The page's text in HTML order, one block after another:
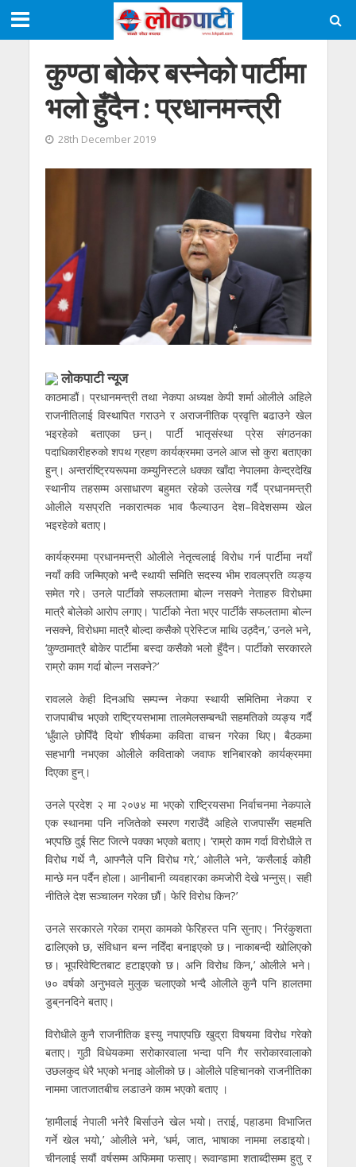
कुण्ठा बोकेर बस्नेको पार्टीमा
भलो हुँदैन : प्रधानमन्त्री
28th December 2019
लाेकपाटी न्यूज
काठमाडौं। प्रधानमन्त्री तथा नेकपा अध्यक्ष केपी शर्मा ओलीले अहिले
राजनीतिलाई विस्थापित गराउने र अराजनीतिक प्रवृत्ति बढाउने खेल
भइरहेको बताएका छन्। पार्टी भातृसंस्था प्रेस संगठनका
पदाधिकारीहरुको शपथ ग्रहण कार्यक्रममा उनले आज सो कुरा बताएका
हुन्। अन्तर्राष्ट्रियरूपमा कम्युनिस्टले धक्का खाँदा नेपालमा केन्द्रदेखि
स्थानीय तहसम्म असाधारण बहुमत रहेको उल्लेख गर्दै प्रधानमन्त्री
ओलीले यसप्रति नकारात्मक भाव फैल्याउन देश–विदेशसम्म खेल
भइरहेको बताए।
कार्यक्रममा प्रधानमन्त्री ओलीले नेतृत्वलाई विरोध गर्न पार्टीमा नयाँ
नयाँ कवि जन्मिएको भन्दै स्थायी समिति सदस्य भीम रावलप्रति व्यङ्य
समेत गरे। उनले पार्टीको सफलतामा बोल्न नसक्ने नेताहरु विरोधमा
मात्रै बोलेको आरोप लगाए। ‘पार्टीको नेता भएर पार्टीकै सफलतामा बोल्न
नसक्ने, विरोधमा मात्रै बोल्दा कसैको प्रेस्टिज माथि उठ्दैन,’ उनले भने,
‘कुण्ठामात्रै बोकेर पार्टीमा बस्दा कसैको भलो हुँदैन। पार्टीको सरकारले
राम्रो काम गर्दा बोल्न नसक्ने?’
रावलले केही दिनअघि सम्पन्न नेकपा स्थायी समितिमा नेकपा र
राजपाबीच भएको राष्ट्रियसभामा तालमेलसम्बन्धी सहमतिको व्यङ्य गर्दै
‘धुँवाले छोपिँदै दियो’ शीर्षकमा कविता वाचन गरेका थिए। बैठकमा
सहभागी नभएका ओलीले कविताको जवाफ शनिबारको कार्यक्रममा
दिएका हुन्।
उनले प्रदेश २ मा २०७४ मा भएको राष्ट्रियसभा निर्वाचनमा नेकपाले
एक स्थानमा पनि नजितेको स्मरण गराउँदै अहिले राजपासँग सहमति
भएपछि दुई सिट जित्ने पक्का भएको बताए। ‘राम्रो काम गर्दा विरोधीले त
विरोध गर्थे नै, आफ्नैले पनि विरोध गरे,’ ओलीले भने, ‘कसैलाई कोही
मान्छे मन पर्दैन होला। आनीबानी व्यवहारका कमजोरी देखे भन्नुस्। सही
नीतिले देश सञ्चालन गरेका छौं। फेरि विरोध किन?’
उनले सरकारले गरेका राम्रा कामको फेरिहस्त पनि सुनाए। ‘निरंकुशता
ढालिएको छ, संविधान बन्न नदिँदा बनाइएको छ। नाकाबन्दी खोलिएको
छ। भूपरिवेष्टितबाट हटाइएको छ। अनि विरोध किन,’ ओलीले भने।
७० वर्षको अनुभवले मुलुक चलाएको भन्दै ओलीले कुनै पनि हालतमा
डुब्‌ननदिने बताए।
विरोधीले कुनै राजनीतिक इस्यु नपाएपछि खुद्रा विषयमा विरोध गरेको
बताए। गुठी विधेयकमा सरोकारवाला भन्दा पनि गैर सरोकारवालाको
उछलकुद धेरै भएको भनाइ ओलीको छ। ओलीले पहिचानको राजनीतिका
नाममा जातजातबीच लडाउने काम भएको बताए ।
‘हामीलाई नेपाली भनेरै बिर्साउने खेल भयो। तराई, पहाडमा विभाजित
गर्ने खेल भयो,’ ओलीले भने, ‘धर्म, जात, भाषाका नाममा लडाइयो।
चीनलाई सयौं वर्षसम्म अफिममा फसाए। रूवान्डामा शताब्दीसम्म हुतु र